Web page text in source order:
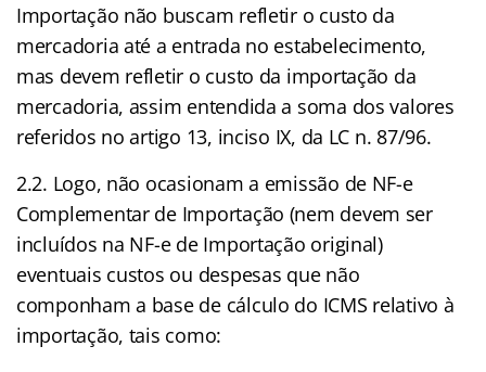
Importação não buscam refletir o custo da
mercadoria até a entrada no estabelecimento,
mas devem refletir o custo da importação da
mercadoria, assim entendida a soma dos valores
referidos no artigo 13, inciso IX, da LC n. 87/96.
2.2. Logo, não ocasionam a emissão de NF-e
Complementar de Importação (nem devem ser
incluídos na NF-e de Importação original)
eventuais custos ou despesas que não
componham a base de cálculo do ICMS relativo à
importação, tais como: